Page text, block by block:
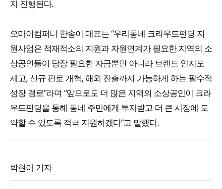
지 진행된다.
오마이컴퍼니 한송이 대표는 “우리동네 크라우드펀딩 지
원사업은 적재적소의 지원과 자원연계가 필요한 지역의 소
상공인들이 당장 필요한 자금뿐만 아니라 브랜드 인지도
제고, 신규 판로 개척, 해외 진출까지 가능하게 하는 필수적
성장 경로”라며 “앞으로도 더 많은 지역의 소상공인이 크라
우드펀딩을 통해 동네 주민에게 투자받고 더 큰 시장에 도
약할 수 있도록 적극 지원하겠다”고 말했다.
박현아 기자